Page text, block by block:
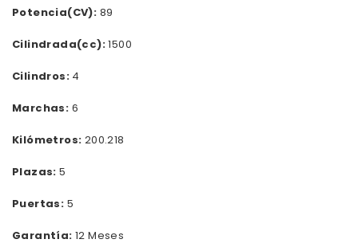
Potencia(CV): 89
Cilindrada(cc):1500
Cilindros: 4
Marchas: 6
Kilómetros: 200.218
Plazas: 5
Puertas: 5
Garantía: 12 Meses